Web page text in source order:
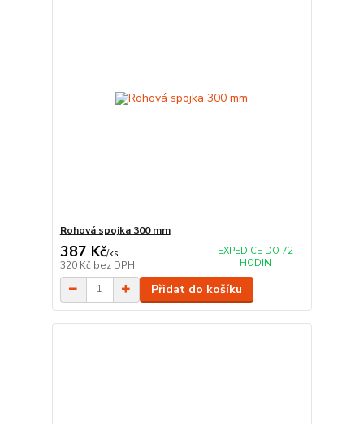
Rohová spojka 300 mm
387 Kč/ks
320 Kč bez DPH
EXPEDICE DO 72
HODIN
Přidat do košíku